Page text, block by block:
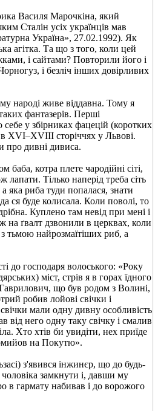
Василя Марочкіна, який
Сталін усіх українців мав
Україна», 27.02.1992). Як
агітка. Та що з того, коли цей
і сайтами? Повторили його і
і безліч інших довірливих
народі живе віддавна. Тому я
фантазерів. Перші
у збірниках фацецій (коротких
XVI–XVIII сторіччях у Львові.
про дивні дивиса.
баба, котра плете чародійні сіті,
Тілько наперід треба сіть
яка риба туди попалася, знати
ся буде колисала. Коли поволі, то
Куплено там невід при мені і
ґвалт дзвонили в церквах, коли
тьмою найрозмаїтіших риб, а
до господаря волоського: «Року
міст, стрів я в горах їдного
що був родом з Волині,
робив лойові свічки і
мали одну дивну особливість
від него одну таку свічку і смалив
Хто хтів би увидіти, нех приїде
на Покутю».
з'явився інжинєр, що до будь-
замкнути і, давши му
в гармату набивав і до ворожого